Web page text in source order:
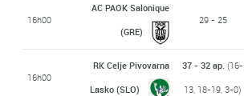
16h00
AC PAOK Salonique
(GRE)
29 - 25
16h00
RK Celje Pivovarna
Lasko (SLO)
37 - 32 ap. (16-
13, 18-19, 3-0)